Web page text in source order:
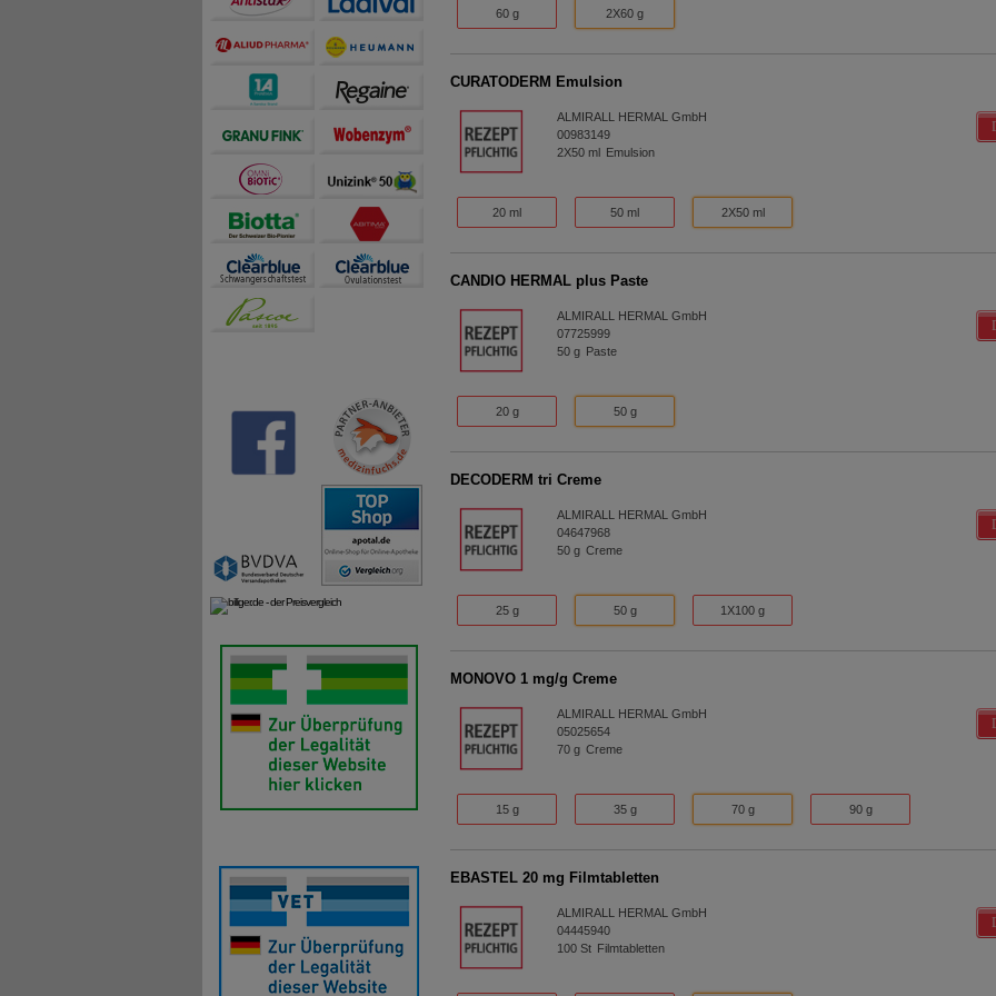
60 g 2X60 g
CURATODERM Emulsion
ALMIRALL HERMAL GmbH
00983149
2X50 ml Emulsion
20 ml 50 ml 2X50 ml
CANDIO HERMAL plus Paste
ALMIRALL HERMAL GmbH
07725999
50g Paste
20 g 50 g
DECODERM tri Creme
ALMIRALL HERMAL GmbH
04647968
50g Creme
25 g 50 g 1X100 g
MONOVO 1 mg/g Creme
ALMIRALL HERMAL GmbH
05025654
70g Creme
15 g 35 g 70 g 90 g
EBASTEL 20 mg Filmtabletten
ALMIRALL HERMAL GmbH
04445940
100St Filmtabletten